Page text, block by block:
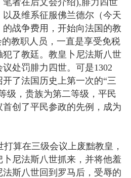
及维系征服佛兰德尔（今天
战争费用，开始向法国的教
教职人员，一直是享受免税
了教廷。教皇卜尼法斯八世
处罚腓力四世。可是1302
了法国历史上第一次的“三
级，贵族为第二等级，平民
创了平民参政的先例，成为
算在三级会议上废黜教皇，
尼法斯八世抓来，并将他羞
斯八世回到罗马后，受辱的